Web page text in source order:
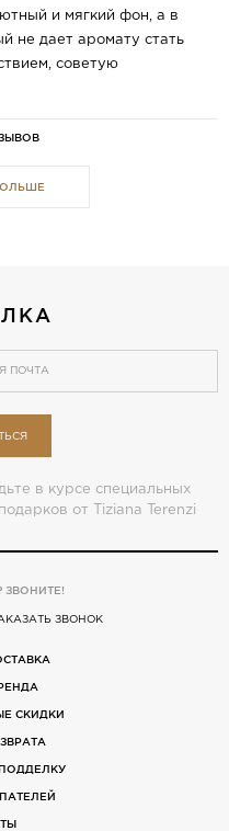
и мягкий фон, а в
не дает аромату стать
советую
в курсе специальных
от Tiziana Terenzi
ЗВОНИТЕ!
ЗВОНОК
СКИДКИ